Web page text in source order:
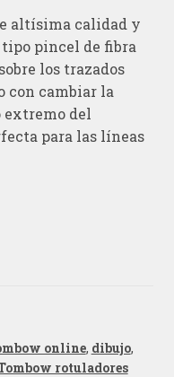
altísima calidad y
pincel de fibra
los trazados
con cambiar la
extremo del
para las líneas
online, dibujo,
rotuladores